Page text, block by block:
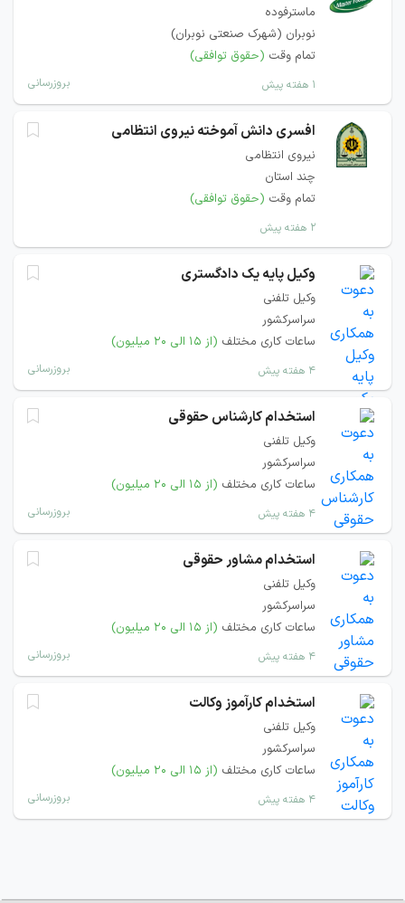
ماسترفوده
نوبران (شهرک صنعتی نوبران)
تمام وقت (حقوق توافقی)
۱ هفته پیش بروزرسانی
افسری دانش آموخته نیروی انتظامی
نیروی انتظامی
چند استان
تمام وقت (حقوق توافقی)
۲ هفته پیش
وکیل پایه یک دادگستری
وکیل تلفنی
سراسرکشور
ساعات کاری مختلف (از ۱۵ الی ۲۰ میلیون)
۴ هفته پیش بروزرسانی
استخدام کارشناس حقوقی
وکیل تلفنی
سراسرکشور
ساعات کاری مختلف (از ۱۵ الی ۲۰ میلیون)
۴ هفته پیش بروزرسانی
استخدام مشاور حقوقی
وکیل تلفنی
سراسرکشور
ساعات کاری مختلف (از ۱۵ الی ۲۰ میلیون)
۴ هفته پیش بروزرسانی
استخدام کارآموز وکالت
وکیل تلفنی
سراسرکشور
ساعات کاری مختلف (از ۱۵ الی ۲۰ میلیون)
۴ هفته پیش بروزرسانی